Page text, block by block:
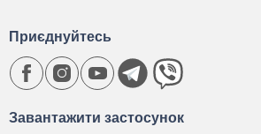
Завантажити застосунок
Приєднуйтесь